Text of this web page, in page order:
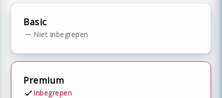
Basic
Niet inbegrepen
Premium
Inbegrepen